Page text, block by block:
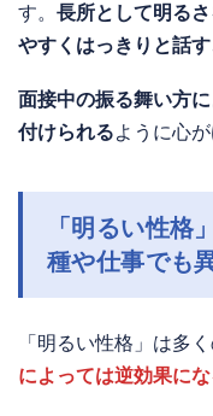
す。 長所として明る
やすくはっきりと話
面接中の振る舞い方
付けられるように心
「明るい性格
種や仕事でも
「明るい性格」は多
によっては逆効果にな